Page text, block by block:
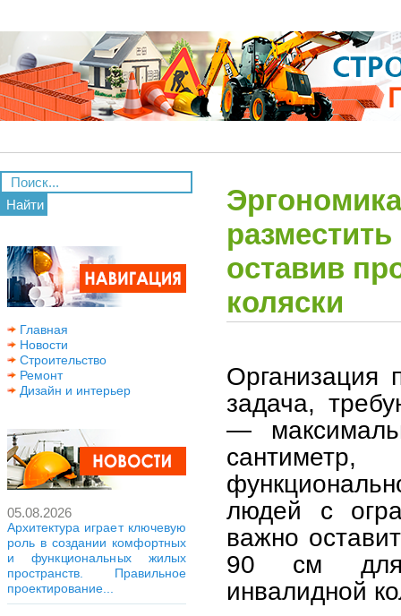
Найти
Главная
Новости
Строительство
Ремонт
Дизайн и интерьер
05.08.2026
Архитектура играет ключевую
роль в создании комфортных
и функциональных жилых
пространств. Правильное
проектирование...
оставив
коляски
Организация
задача,
—
людей с
важно
90 см для
инвалидной